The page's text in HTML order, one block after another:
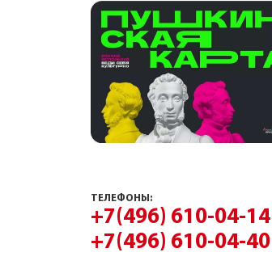
ТЕЛЕФОНЫ:
+7(496) 610-04-14
+7(496) 610-04-40